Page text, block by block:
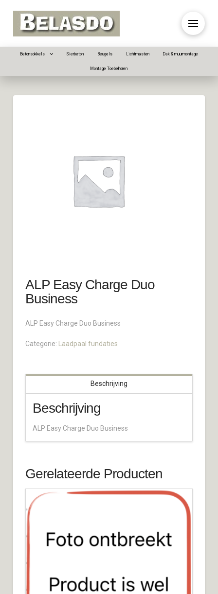
Betonsokkels Sierbeton Beugels Lichtmasten Dak & muurmontage
Montage Toebehoren
ALP Easy Charge Duo
Business
ALP Easy Charge Duo Business
Categorie: Laadpaal fundaties
Beschrijving
Beschrijving
ALP Easy Charge Duo Business
Gerelateerde Producten